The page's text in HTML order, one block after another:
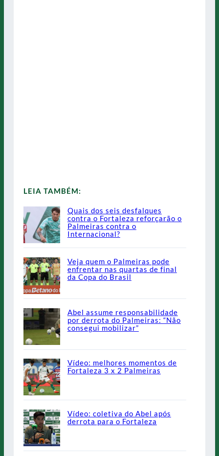
LEIA TAMBÉM:
Quais dos seis desfalques
contra o Fortaleza reforçarão o
Palmeiras contra o
Internacional?
Veja quem o Palmeiras pode
enfrentar nas quartas de final
da Copa do Brasil
Abel assume responsabilidade
por derrota do Palmeiras: “Não
consegui mobilizar”
Vídeo: melhores momentos de
Fortaleza 3 x 2 Palmeiras
Vídeo: coletiva do Abel após
derrota para o Fortaleza